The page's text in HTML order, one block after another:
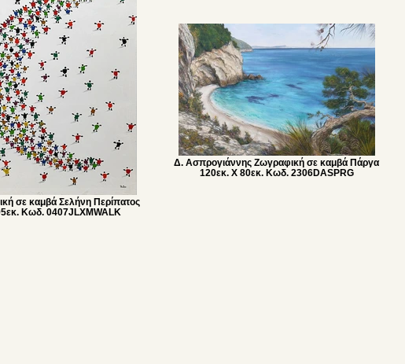
σε καμβά Σελήνη Περίπατος
Κωδ. 0407JLXMWALK
Δ. Ασπρογιάννης Ζωγραφική σε καμβά Πάργα
120εκ. Χ 80εκ. Κωδ. 2306DASPRG